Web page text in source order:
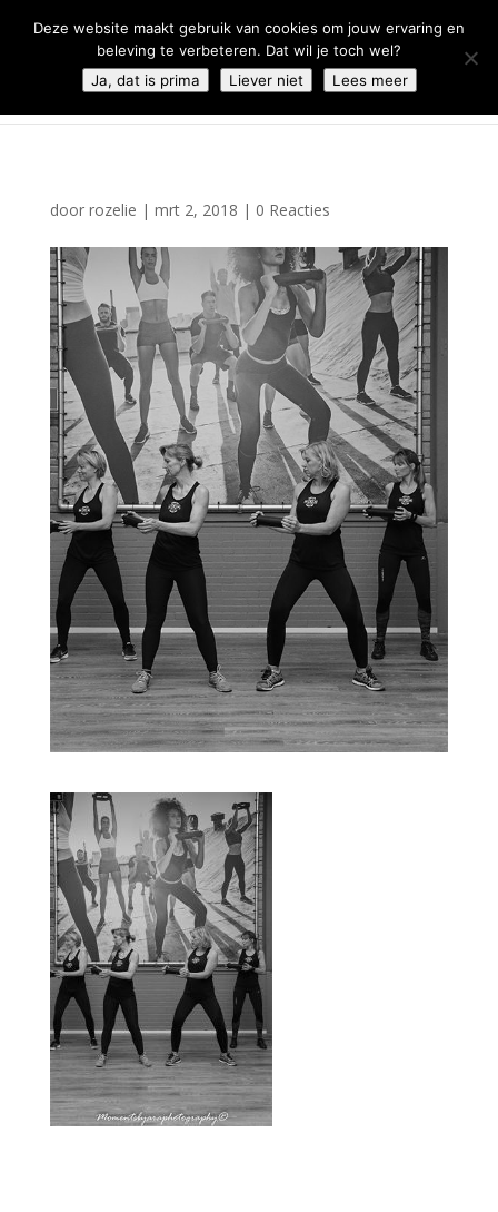
door rozelie | mrt 2, 2018 | 0 Reacties
Deze website maakt gebruik van cookies om jouw ervaring en
beleving te verbeteren. Dat wil je toch wel?
Ja, dat is prima
Liever niet Lees meer